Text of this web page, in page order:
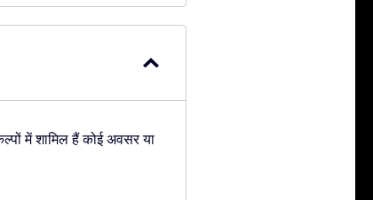
में शामिल हैं कोई अवसर या